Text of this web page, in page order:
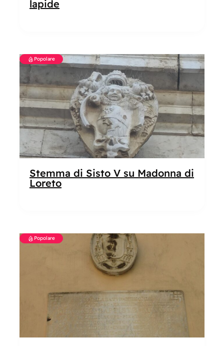
lapide
Popolare
Stemma di Sisto V su Madonna di
Loreto
Popolare